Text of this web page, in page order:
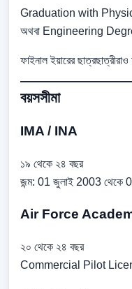
Graduation with
অথবা Engineering
ফাইনাল ইয়ারের
বয়সসীমা
IMA / INA
১৯ থেকে ২৪ বছর
জন্ম: 01 জুলাই 2003 থেকে
Air Force
২০ থেকে ২৪ বছর
Commercial Pilot